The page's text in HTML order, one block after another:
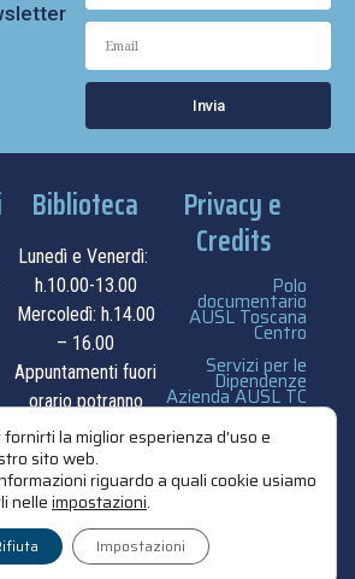
Invia
Biblioteca
Lunedì e Venerdì:
h.10.00-13.00
Mercoledì: h.14.00
– 16.00
Appuntamenti fuori
orario potranno
essere
concordati su
appuntamento.
contatti
Privacy e
Credits
Polo
documentario
AUSL Toscana
Centro
Servizi per le
Dipendenze
Azienda AUSL TC
privacy e cookie
fornirti la miglior esperienza d'uso e
sito web.
riguardo a quali cookie usiamo
nelleimpostazioni.
Impostazioni